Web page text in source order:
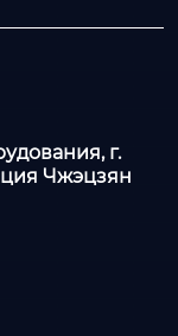
г.
Чжэцзян